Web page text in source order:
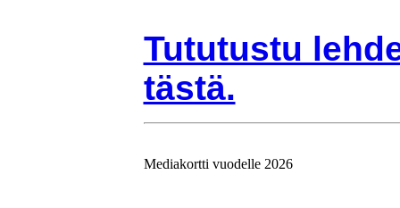
Tututustu
tästä.
Mediakortti vuodelle 2026